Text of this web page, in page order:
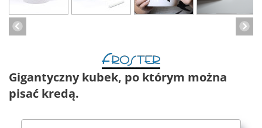
Gigantyczny kubek, po którym można
pisać kredą.